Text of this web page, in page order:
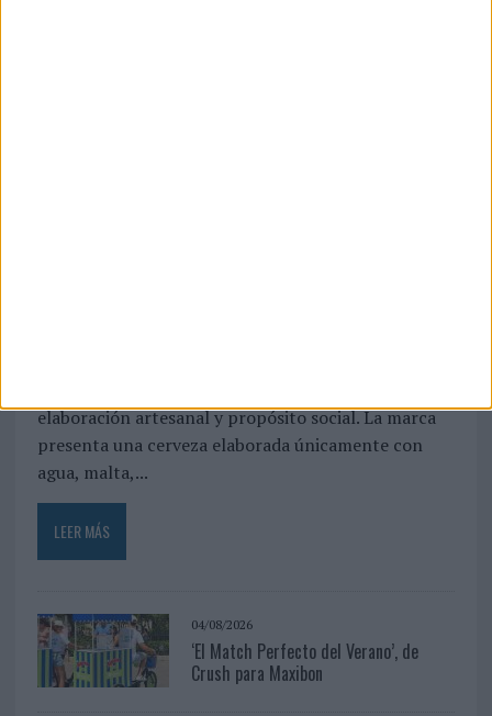
elaboración artesanal y propósito social. La marca
presenta una cerveza elaborada únicamente con
agua, malta,...
LEER MÁS
04/08/2026
‘El Match Perfecto del Verano’, de
Crush para Maxibon